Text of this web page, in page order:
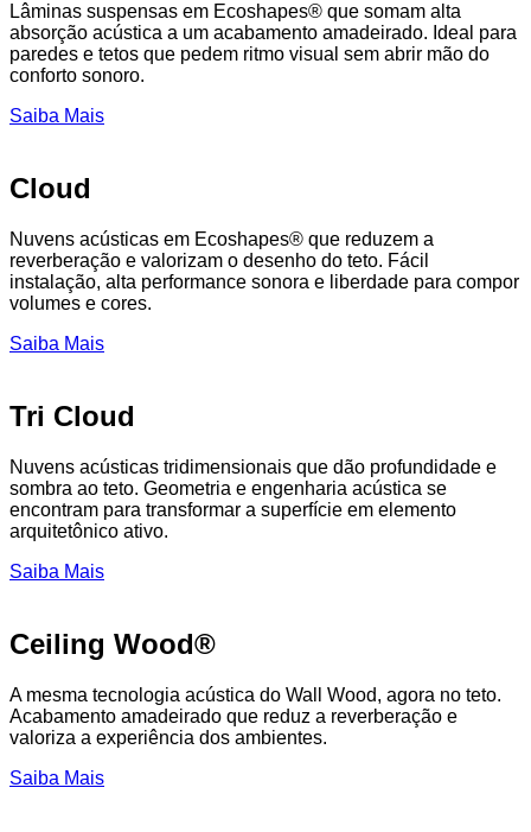
Lâminas suspensas em Ecoshapes® que somam alta
absorção acústica a um acabamento amadeirado. Ideal para
paredes e tetos que pedem ritmo visual sem abrir mão do
conforto sonoro.
Saiba Mais
Cloud
Nuvens acústicas em Ecoshapes® que reduzem a
reverberação e valorizam o desenho do teto. Fácil
instalação, alta performance sonora e liberdade para compor
volumes e cores.
Saiba Mais
Tri Cloud
Nuvens acústicas tridimensionais que dão profundidade e
sombra ao teto. Geometria e engenharia acústica se
encontram para transformar a superfície em elemento
arquitetônico ativo.
Saiba Mais
Ceiling Wood®
A mesma tecnologia acústica do Wall Wood, agora no teto.
Acabamento amadeirado que reduz a reverberação e
valoriza a experiência dos ambientes.
Saiba Mais